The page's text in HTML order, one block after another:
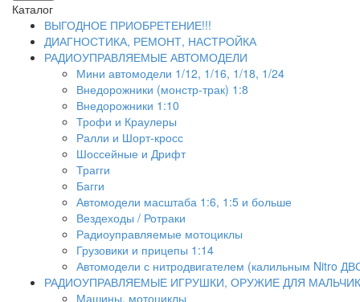
Каталог
ВЫГОДНОЕ ПРИОБРЕТЕНИЕ!!!
ДИАГНОСТИКА, РЕМОНТ, НАСТРОЙКА
РАДИОУПРАВЛЯЕМЫЕ АВТОМОДЕЛИ
Мини автомодели 1/12, 1/16, 1/18, 1/24
Внедорожники (монстр-трак) 1:8
Внедорожники 1:10
Трофи и Краулеры
Ралли и Шорт-кросс
Шоссейные и Дрифт
Трагги
Багги
Автомодели масштаба 1:6, 1:5 и больше
Вездеходы / Ротраки
Радиоуправляемые мотоциклы
Грузовики и прицепы 1:14
Автомодели с нитродвигателем (калильным Nitro
РАДИОУПРАВЛЯЕМЫЕ ИГРУШКИ, ОРУЖИЕ ДЛЯ
Машины, мотоциклы